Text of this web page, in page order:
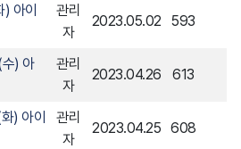
아이
관리
자
2023.05.02 593
) 아
관리
자
2023.04.26 613
) 아이
관리
자
2023.04.25 608